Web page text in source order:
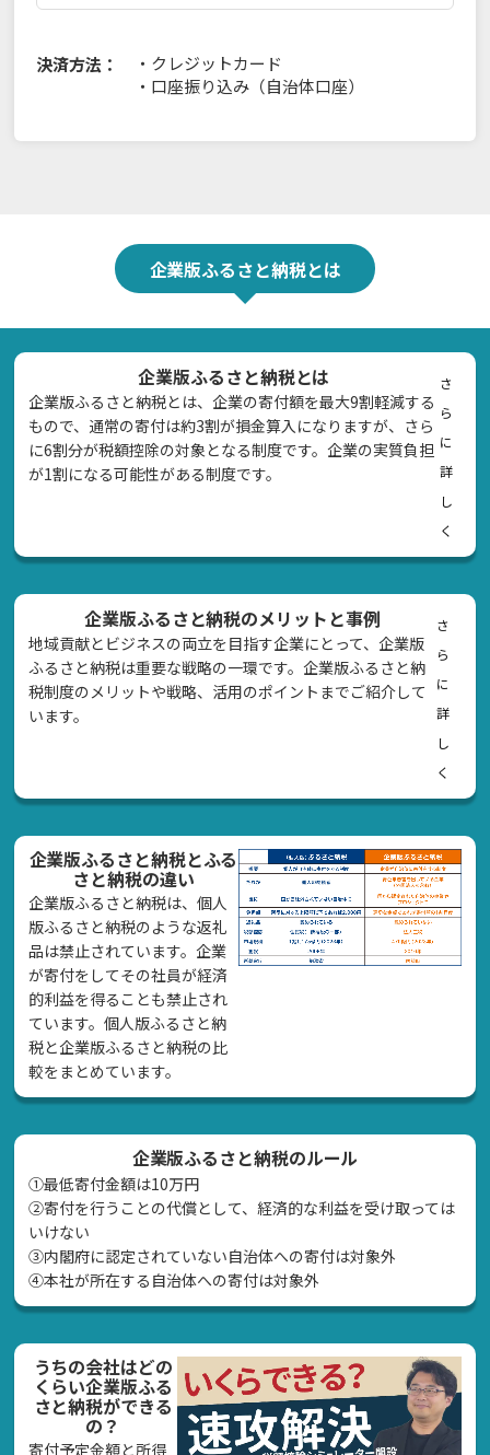
決済方法： ・ クレジットカード
・ 口座振り込み（自治体口座）
企業版ふるさと納税とは
企業版ふるさと納税とは
企業版ふるさと納税とは、企業の寄付額を最大9割軽減する
もので、通常の寄付は約3割が損金算入になりますが、さら
に6割分が税額控除の対象となる制度です。企業の実質負担
が1割になる可能性がある制度です。
さ
ら
に
詳
し
く
企業版ふるさと納税のメリットと事例
地域貢献とビジネスの両立を目指す企業にとって、企業版
ふるさと納税は重要な戦略の一環です。企業版ふるさと納
税制度のメリットや戦略、活用のポイントまでご紹介して
います。
さ
ら
に
詳
し
く
企業版ふるさと納税とふる
さと納税の違い
企業版ふるさと納税は、個人
版ふるさと納税のような返礼
品は禁止されています。企業
が寄付をしてその社員が経済
的利益を得ることも禁止され
ています。個人版ふるさと納
税と企業版ふるさと納税の比
較をまとめています。
企業版ふるさと納税のルール
①最低寄付金額は10万円
②寄付を行うことの代償として、経済的な利益を受け取っては
いけない
➂内閣府に認定されていない自治体への寄付は対象外
④本社が所在する自治体への寄付は対象外
うちの会社はどの
くらい企業版ふる
さと納税ができる
の？
寄付予定金額と所得